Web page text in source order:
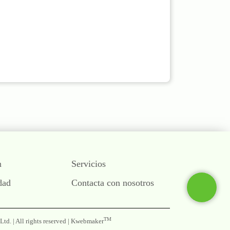
Servicios
Contacta con nosotros
| All rights reserved | KwebmakerTM